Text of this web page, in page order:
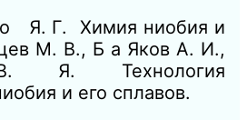
Я. Г. Химия ниобия и
М. В., Б а Яков А. И.,
Я. Технология
и его сплавов.